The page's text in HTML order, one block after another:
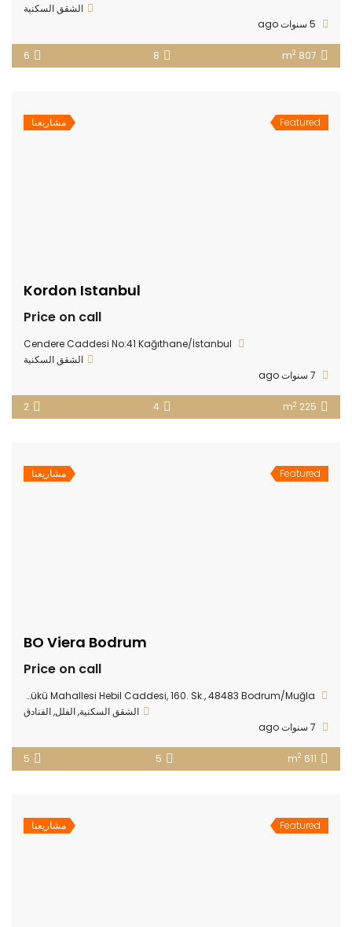
الشقق السكنية
807 m
2
8
6
Featured مشاريعنا
Kordon Istanbul
Price on call
Cendere Caddesi No:41 Kağıthane/İstanbul
الشقق السكنية
225 m
2
4
2
Featured مشاريعنا
BO Viera Bodrum
Price on call
Göltürkbükü Mahallesi Hebil Caddesi, 160. Sk., 48483 Bodrum/Muğla
الشقق السكنية,الفلل,الفنادق
611 m
2
5
5
Featured مشاريعنا